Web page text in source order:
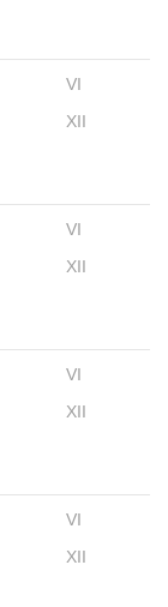
VI
XII
VI
XII
VI
XII
VI
XII